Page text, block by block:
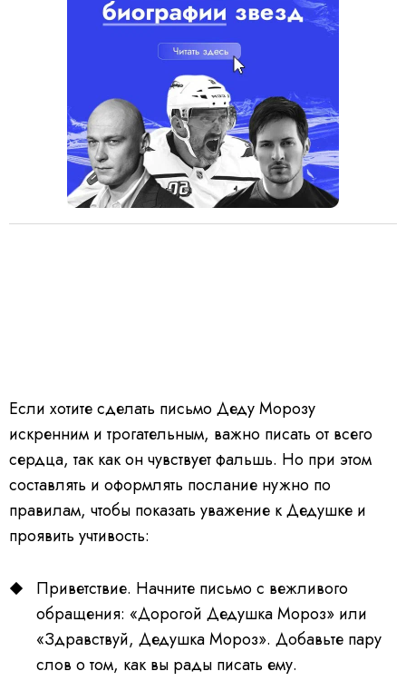
Если хотите сделать письмо Деду Морозу
искренним и трогательным, важно писать от всего
сердца, так как он чувствует фальшь. Но при этом
составлять и оформлять послание нужно по
правилам, чтобы показать уважение к Дедушке и
проявить учтивость:
Приветствие. Начните письмо с вежливого
обращения: «Дорогой Дедушка Мороз» или
«Здравствуй, Дедушка Мороз». Добавьте пару
слов о том, как вы рады писать ему.